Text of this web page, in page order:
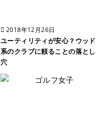
2018年12月26日
ユーティリティが安心？ウッド
系のクラブに頼ることの落とし
穴